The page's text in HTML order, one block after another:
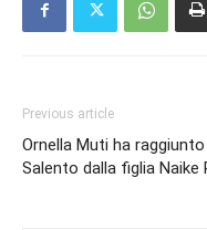
Previous article
Ornella Muti ha raggiunto
Salento dalla figlia Naike